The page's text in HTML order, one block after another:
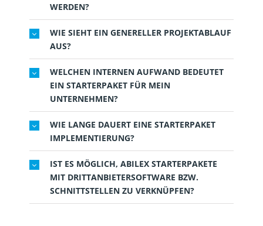
WERDEN?
WIE SIEHT EIN GENERELLER PROJEKTABLAUF
AUS?
WELCHEN INTERNEN AUFWAND BEDEUTET
EIN STARTERPAKET FÜR MEIN
UNTERNEHMEN?
WIE LANGE DAUERT EINE STARTERPAKET
IMPLEMENTIERUNG?
IST ES MÖGLICH, ABILEX STARTERPAKETE
MIT DRITTANBIETERSOFTWARE BZW.
SCHNITTSTELLEN ZU VERKNÜPFEN?